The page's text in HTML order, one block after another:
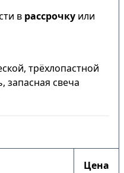
в рассрочку или
трёхлопастной
запасная свеча
Цена